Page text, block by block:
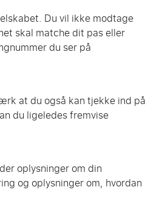
Du vil ikke modtage
skal matche dit pas eller
du ser på
at du også kan tjekke ind på
du ligeledes fremvise
oplysninger om din
og oplysninger om, hvordan